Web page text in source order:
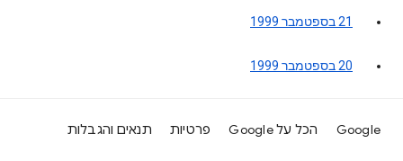
21 בספטמבר 1999
20 בספטמבר 1999
Google הכל על Google פרטיות תנאים והגבלות